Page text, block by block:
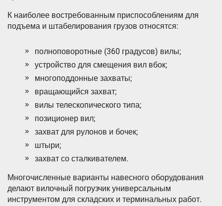
К наиболее востребованным приспособлениям для
подъема и штабелирования грузов относятся:
полноповоротные (360 градусов) вилы;
устройство для смещения вил вбок;
многоподдонные захваты;
вращающийся захват;
вилы телескопического типа;
позиционер вил;
захват для рулонов и бочек;
штыри;
захват со сталкивателем.
Многочисленные варианты навесного оборудования
делают вилочный погрузчик универсальным
инструментом для складских и терминальных работ.